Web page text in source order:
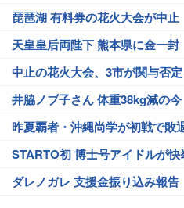
琵琶湖 有料券の花火大会が中止
天皇皇后両陛下 熊本県に金一封
中止の花火大会、3市が関与否定
井脇ノブ子さん 体重38kg減の今
昨夏覇者・沖縄尚学が初戦で敗
STARTO初 博士号アイドルが快
ダレノガレ 支援金振り込み報告